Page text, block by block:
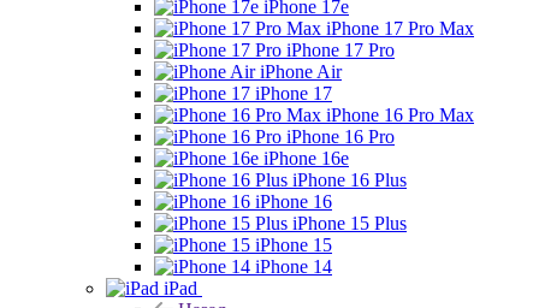
iPhone 17e
iPhone 17 Pro Max
iPhone 17 Pro
iPhone Air
iPhone 17
iPhone 16 Pro Max
iPhone 16 Pro
iPhone 16e
iPhone 16 Plus
iPhone 16
iPhone 15 Plus
iPhone 15
iPhone 14
iPad